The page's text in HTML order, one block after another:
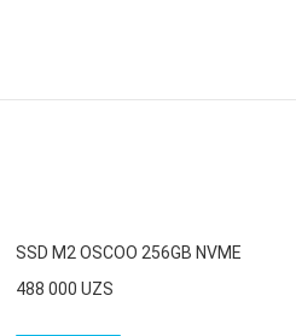
SSD M2 OSCOO 256GB NVME
488 000 UZS